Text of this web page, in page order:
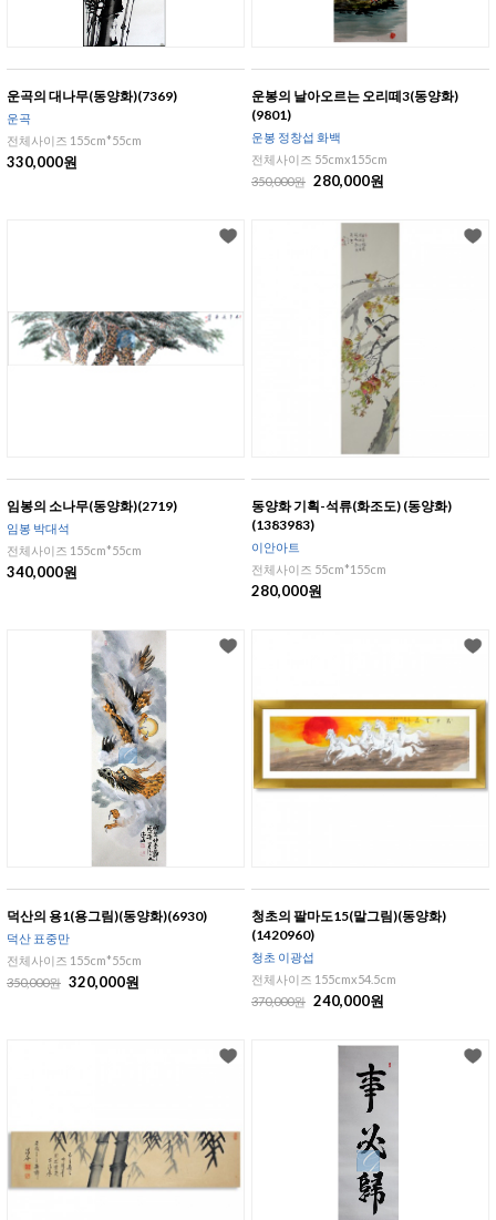
운곡의 대나무(동양화)(7369)
운곡
전체사이즈 155cm*55cm
330,000원
운봉의 날아오르는 오리떼3(동양화)
(9801)
운봉 정창섭 화백
전체사이즈 55cmx155cm
350,000원 280,000원
임봉의 소나무(동양화)(2719)
임봉 박대석
전체사이즈 155cm*55cm
340,000원
동양화 기획-석류(화조도) (동양화)
(1383983)
이안아트
전체사이즈 55cm*155cm
280,000원
덕산의 용1(용그림)(동양화)(6930)
덕산 표중만
전체사이즈 155cm*55cm
350,000원 320,000원
청초의 팔마도15(말그림)(동양화)
(1420960)
청초 이광섭
전체사이즈 155cmx54.5cm
370,000원 240,000원